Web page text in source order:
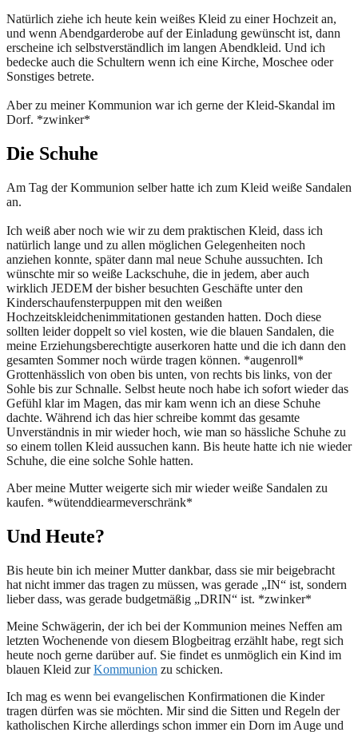
Natürlich ziehe ich heute kein weißes Kleid zu einer Hochzeit an,
und wenn Abendgarderobe auf der Einladung gewünscht ist, dann
erscheine ich selbstverständlich im langen Abendkleid. Und ich
bedecke auch die Schultern wenn ich eine Kirche, Moschee oder
Sonstiges betrete.
Aber zu meiner Kommunion war ich gerne der Kleid-Skandal im
Dorf. *zwinker*
Die Schuhe
Am Tag der Kommunion selber hatte ich zum Kleid weiße Sandalen
an.
Ich weiß aber noch wie wir zu dem praktischen Kleid, dass ich
natürlich lange und zu allen möglichen Gelegenheiten noch
anziehen konnte, später dann mal neue Schuhe aussuchten. Ich
wünschte mir so weiße Lackschuhe, die in jedem, aber auch
wirklich JEDEM der bisher besuchten Geschäfte unter den
Kinderschaufensterpuppen mit den weißen
Hochzeitskleidchenimmitationen gestanden hatten. Doch diese
sollten leider doppelt so viel kosten, wie die blauen Sandalen, die
meine Erziehungsberechtigte auserkoren hatte und die ich dann den
gesamten Sommer noch würde tragen können. *augenroll*
Grottenhässlich von oben bis unten, von rechts bis links, von der
Sohle bis zur Schnalle. Selbst heute noch habe ich sofort wieder das
Gefühl klar im Magen, das mir kam wenn ich an diese Schuhe
dachte. Während ich das hier schreibe kommt das gesamte
Unverständnis in mir wieder hoch, wie man so hässliche Schuhe zu
so einem tollen Kleid aussuchen kann. Bis heute hatte ich nie wieder
Schuhe, die eine solche Sohle hatten.
Aber meine Mutter weigerte sich mir wieder weiße Sandalen zu
kaufen. *wütenddiearmeverschränk*
Und Heute?
Bis heute bin ich meiner Mutter dankbar, dass sie mir beigebracht
hat nicht immer das tragen zu müssen, was gerade „IN“ ist, sondern
lieber dass, was gerade budgetmäßig „DRIN“ ist. *zwinker*
Meine Schwägerin, der ich bei der Kommunion meines Neffen am
letzten Wochenende von diesem Blogbeitrag erzählt habe, regt sich
heute noch gerne darüber auf. Sie findet es unmöglich ein Kind im
blauen Kleid zurKommunion zu schicken.
Ich mag es wenn bei evangelischen Konfirmationen die Kinder
tragen dürfen was sie möchten. Mir sind die Sitten und Regeln der
katholischen Kirche allerdings schon immer ein Dorn im Auge und